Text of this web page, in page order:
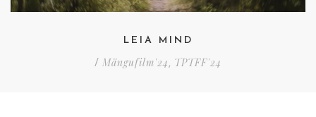
LEIA MIND
/ Mängufilm'24 , TPTFF'24